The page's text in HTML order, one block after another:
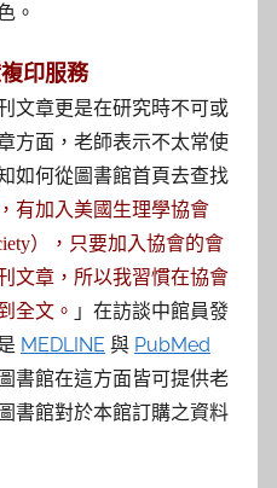
。
印服務
文章更是在研究時不可或
方面，老師表示不太常使
如何從圖書館首頁去查找
有加入美國生理學協會
），只要加入協會的會
文章，所以我習慣在協會
全文。 」在訪談中館員發
MEDLINE 與 PubMed
書館在這方面皆可提供老
書館對於本館訂購之資料